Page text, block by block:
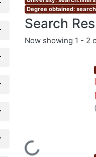
Degree obtained:
Search
Now showing 1 - 2
(